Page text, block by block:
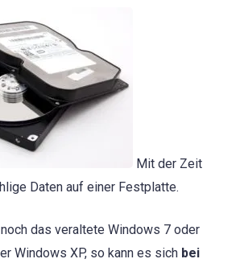
Mit der Zeit
Daten auf einer Festplatte.
das veraltete Windows 7 oder
Windows XP, so kann es sich bei